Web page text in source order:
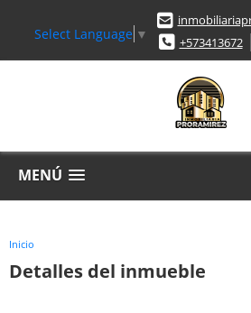
Select Language ▼
+573413672
MENÚ
Inicio
Detalles del inmueble